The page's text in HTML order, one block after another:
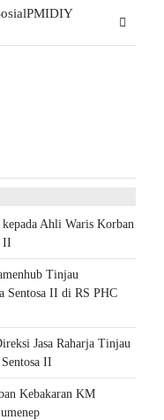
PMIDIY
kepada Ahli Waris Korban
II
Tinjau
Sentosa II di RS PHC
Jasa Raharja Tinjau
II
Kebakaran KM